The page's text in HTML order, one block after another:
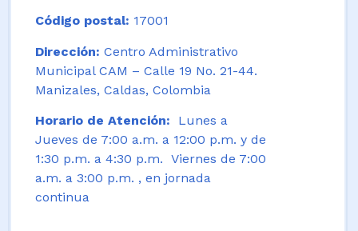
Código postal: 17001
Dirección: Centro Administrativo
Municipal CAM – Calle 19 No. 21-44.
Manizales, Caldas, Colombia
Horario de Atención: Lunes a
Jueves de 7:00 a.m. a 12:00 p.m. y de
1:30 p.m. a 4:30 p.m. Viernes de 7:00
a.m. a 3:00 p.m. , en jornada
continua